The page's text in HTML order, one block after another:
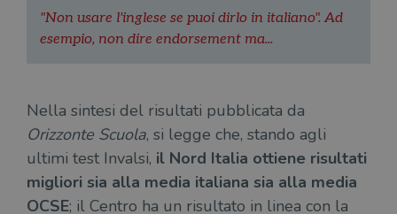
"Non usare l'inglese se puoi dirlo in italiano". Ad
esempio, non dire endorsement ma...
Nella sintesi del risultati pubblicata da
Orizzonte Scuola, si legge che, stando agli
ultimi test Invalsi, il Nord Italia ottiene risultati
migliori sia alla media italiana sia alla media
OCSE; il Centro ha un risultato in linea con la